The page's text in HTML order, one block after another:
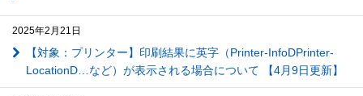
2025年2月21日
【対象：プリンター】印刷結果に英字（Printer-InfoDPrinter-
LocationD…など）が表示される場合について 【4月9日更新】